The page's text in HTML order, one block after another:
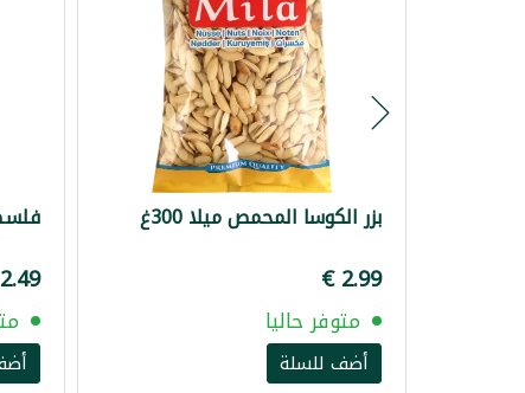
بزر الكوسا المحمص ميلا 300غ
متوفر حاليا
أضف للسلة
‏2.49 €